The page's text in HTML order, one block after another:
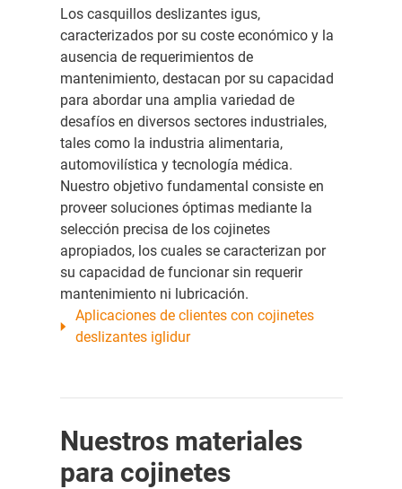
Los casquillos deslizantes igus,
caracterizados por su coste económico y la
ausencia de requerimientos de
mantenimiento, destacan por su capacidad
para abordar una amplia variedad de
desafíos en diversos sectores industriales,
tales como la industria alimentaria,
automovilística y tecnología médica.
Nuestro objetivo fundamental consiste en
proveer soluciones óptimas mediante la
selección precisa de los cojinetes
apropiados, los cuales se caracterizan por
su capacidad de funcionar sin requerir
mantenimiento ni lubricación.
Aplicaciones de clientes con cojinetes
deslizantes iglidur
Nuestros materiales
para cojinetes